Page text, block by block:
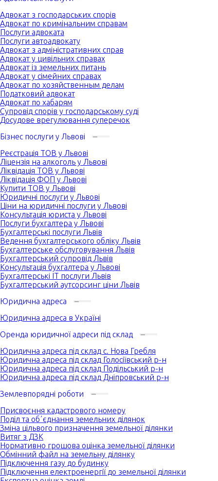
Адвокат з господарських спорів
Адвокат по кримінальним справам
Послуги адвоката
Послуги автоадвокату
Адвокат з адміністративних справ
Адвокат у цивільних справах
Адвокат із земельних питань
Адвокат у сімейних справах
Адвокат по хозяйственным делам
Податковий адвокат
Адвокат по хабарям
Супровід спорів у господарському суді
Досудове врегулювання суперечок
Бізнес послуги у Львові
Реєстрація ТОВ у Львові
Ліцензія на алкоголь у Львові
Ліквідація ТОВ у Львові
Ліквідація ФОП у Львові
Купити ТОВ у Львові
Юридичні послуги у Львові
Ціни на юридичні послуги у Львові
Консультація юриста у Львові
Послуги бухгалтера у Львові
Бухгалтерські послуги Львів
Ведення бухгалтерського обліку Львів
Бухгалтерське обслуговування Львів
Бухгалтерський супровід Львів
Консультація бухгалтера у Львові
Бухгалтерські IT послуги Львів
Бухгалтерський аутсорсинг ціни Львів
Юридична адреса
Юридична адреса в Україні
Оренда юридичної адреси під склад
Юридична адреса під склад с. Нова Гребля
Юридична адреса під склад Голосіївський р-н
Юридична адреса під склад Подільський р-н
Юридична адреса під склад Дніпровський р-н
Землевпорядні роботи
Присвоєння кадастрового номеру
Поділ та обʼєднання земельних ділянок
Зміна цільвого призначення земельної ділянки
Витяг з ДЗК
Нормативно грошова оцінка земельної ділянки
Обмінний файл на земельну ділянку
Підключення газу до будинку
Підключення електроенергії до земельної ділянки